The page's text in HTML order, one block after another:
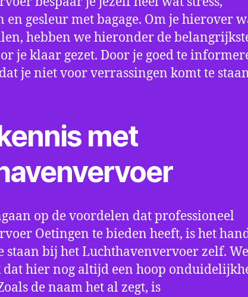
en gesleur met bagage. Om je hierover
hebben we hieronder de
je klaar gezet. Door je goed te
je niet voor verrassingen komt te
met
op de voordelen dat professioneel
Oetingen te bieden heeft, is het
staan bij het Luchthavenvervoer zelf. We
hier nog altijd een hoop
de naam het al zegt, is